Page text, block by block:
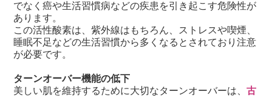
でなく癌や生活習慣病などの疾患を引き起こす危険性が
あります。
この活性酸素は、紫外線はもちろん、ストレスや喫煙、
睡眠不足などの生活習慣から多くなるとされており注意
が必要です。
ターンオーバー機能の低下
美しい肌を維持するために大切なターンオーバーは、古